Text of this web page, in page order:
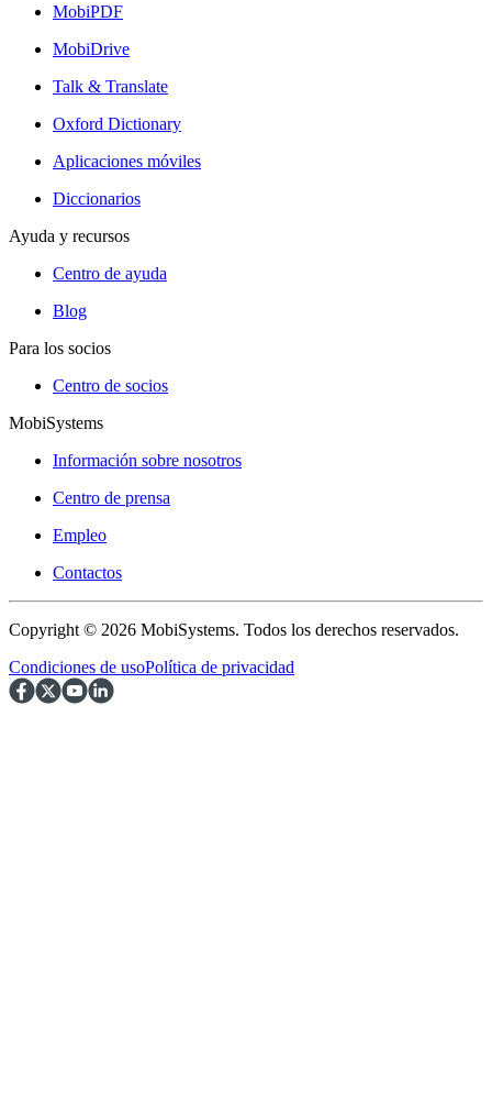
MobiPDF
MobiDrive
Talk & Translate
Oxford Dictionary
Aplicaciones móviles
Diccionarios
Ayuda y recursos
Centro de ayuda
Blog
Para los socios
Centro de socios
MobiSystems
Información sobre nosotros
Centro de prensa
Empleo
Contactos
Copyright © 2026 MobiSystems. Todos los derechos reservados.
Condiciones de usoPolítica de privacidad